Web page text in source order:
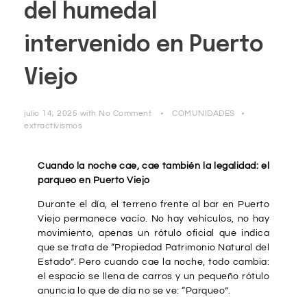
del humedal
intervenido en Puerto
Viejo
julio 14, 2025 with No Comment
COMUNIDADES
extractivismos
Cuando la noche cae, cae también la legalidad: el
parqueo en Puerto Viejo
Durante el día, el terreno frente al bar en Puerto
Viejo permanece vacío. No hay vehículos, no hay
movimiento, apenas un rótulo oficial que indica
que se trata de “Propiedad Patrimonio Natural del
Estado”. Pero cuando cae la noche, todo cambia:
el espacio se llena de carros y un pequeño rótulo
anuncia lo que de día no se ve: “Parqueo”.